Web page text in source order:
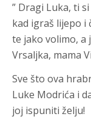
” Dragi Luka, ti
kad igraš lijepo i
te jako volimo, a
Vrsaljka, mama
Sve što ova
Luke Modrića i
joj ispuniti želju!